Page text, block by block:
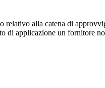
alla catena di
di applicazione un fornitore